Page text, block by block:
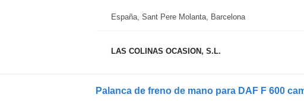
España, Sant Pere Molanta, Barcelona
LAS COLINAS OCASION, S.L.
Palanca de freno de mano para DAF F 600